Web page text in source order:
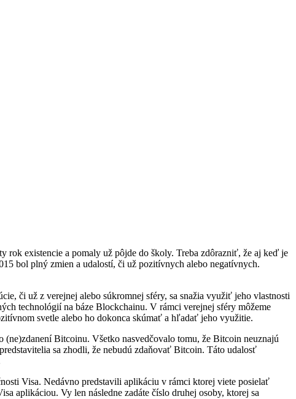
rok existencie a pomaly už pôjde do školy. Treba zdôrazniť, že aj keď je
bol plný zmien a udalostí, či už pozitívnych alebo negatívnych.
či už z verejnej alebo súkromnej sféry, sa snažia využiť jeho vlastnosti
technológií na báze Blockchainu. V rámci verejnej sféry môžeme
svetle alebo ho dokonca skúmať a hľadať jeho využitie.
Bitcoinu. Všetko nasvedčovalo tomu, že Bitcoin neuznajú
sa zhodli, že nebudú zdaňovať Bitcoin. Táto udalosť
Visa. Nedávno predstavili aplikáciu v rámci ktorej viete posielať
aplikáciou. Vy len následne zadáte číslo druhej osoby, ktorej sa